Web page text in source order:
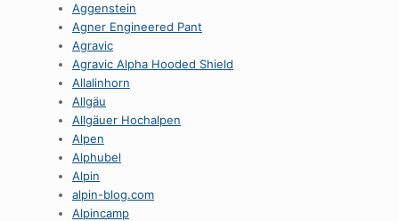
Aggenstein
Agner Engineered Pant
Agravic
Agravic Alpha Hooded Shield
Allalinhorn
Allgäu
Allgäuer Hochalpen
Alpen
Alphubel
Alpin
alpin-blog.com
Alpincamp